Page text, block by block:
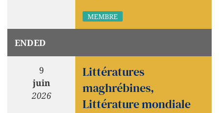
MEMBRE
ENDED
9
juin
2026
Littératures
maghrébines,
Littérature mondiale